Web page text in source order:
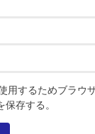
用するためブラウ
存する。